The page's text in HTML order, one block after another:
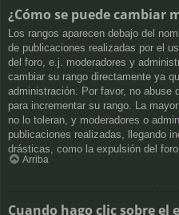
¿Cómo se puede cambiar
Los rangos aparecen debajo del
de publicaciones realizadas por el
del foro, e.j. moderadores y
cambiar su rango directamente ya
administración. Por favor, no abuse
para incrementar su rango. La
no lo toleran, y moderadores o
publicaciones realizadas, llegando
drásticas, como la expulsión del foro.
Arriba
Cuando hago clic sobre el